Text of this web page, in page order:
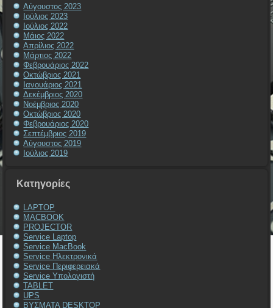
Αύγουστος 2023
Ιούλιος 2023
Ιούλιος 2022
Μάιος 2022
Απρίλιος 2022
Μάρτιος 2022
Φεβρουάριος 2022
Οκτώβριος 2021
Ιανουάριος 2021
Δεκέμβριος 2020
Νοέμβριος 2020
Οκτώβριος 2020
Φεβρουάριος 2020
Σεπτέμβριος 2019
Αύγουστος 2019
Ιούλιος 2019
Kατηγορίες
LAPTOP
MACBOOK
PROJECTOR
Service Laptop
Service MacBook
Service Ηλεκτρονικά
Service Περιφερειακά
Service Υπολογιστή
TABLET
UPS
ΒΥΣΜΑΤΑ DESKTOP